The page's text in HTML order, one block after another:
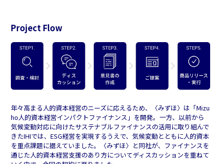
Project Flow
年々高まる人的資本経営のニーズに応えるため、〈みずほ〉は「Mizu
ho人的資本経営インパクトファイナンス」を開発。一方、以前から
気候変動対応に向けたサステナブルファイナンスの活用に取り組んで
きたIHIでは、ESG経営を実現するうえで、気候変動とともに人的資本
を重点課題に据えていました。〈みずほ〉と同社が、ファイナンスを
通じた人的資本経営支援のあり方についてディスカッションを重ねて